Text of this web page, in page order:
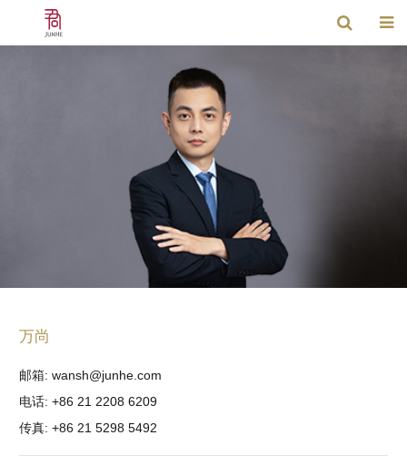
万尚
邮箱: wansh@junhe.com
电话: +86 21 2208 6209
传真: +86 21 5298 5492